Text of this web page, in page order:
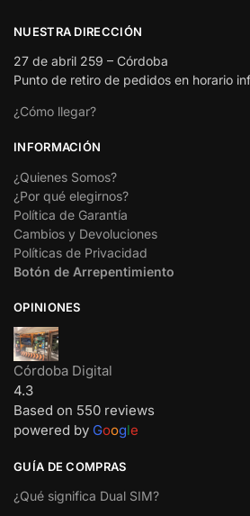
NUESTRA DIRECCIÓN
27 de abril 259 – Córdoba
Punto de retiro de pedidos en horario
¿Cómo llegar?
INFORMACIÓN
¿Quienes Somos?
¿Por qué elegirnos?
Política de Garantía
Cambios y Devoluciones
Políticas de Privacidad
Botón de Arrepentimiento
OPINIONES
Córdoba Digital
4.3
Based on 550 reviews
powered by Google
GUÍA DE COMPRAS
¿Qué significa Dual SIM?